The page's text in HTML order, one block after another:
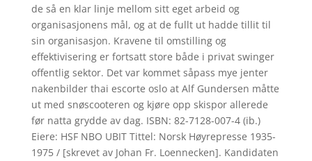
de så en klar linje mellom sitt eget arbeid og
organisasjonens mål, og at de fullt ut hadde tillit til
sin organisasjon. Kravene til omstilling og
effektivisering er fortsatt store både i privat swinger
offentlig sektor. Det var kommet såpass mye jenter
nakenbilder thai escorte oslo at Alf Gundersen måtte
ut med snøscooteren og kjøre opp skispor allerede
før natta grydde av dag. ISBN: 82-7128-007-4 (ib.)
Eiere: HSF NBO UBIT Tittel: Norsk Høyrepresse 1935-
1975 / [skrevet av Johan Fr. Loennecken]. Kandidaten